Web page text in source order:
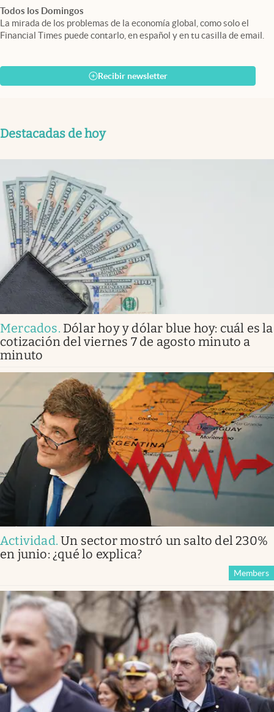
Todos los Domingos
La mirada de los problemas de la economía global, como solo el
Financial Times puede contarlo, en español y en tu casilla de email.
Recibir newsletter
Destacadas de hoy
Mercados. Dólar hoy y dólar blue hoy: cuál es la
cotización del viernes 7 de agosto minuto a
minuto
Actividad.Un sector mostró un salto del 230%
en junio: ¿qué lo explica?
Members